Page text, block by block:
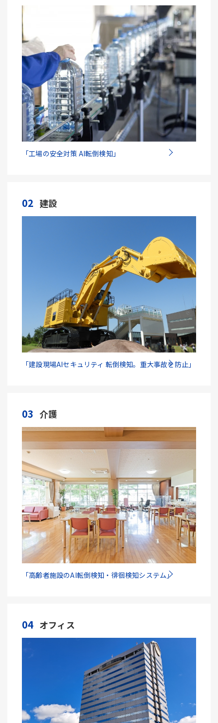
「工場の安全対策 AI転倒検知」
02 建設
「建設現場AIセキュリティ 転倒検知。重大事故を防止」
03 介護
「高齢者施設のAI転倒検知・徘徊検知システム」
04 オフィス